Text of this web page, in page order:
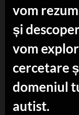
vom
și
vom
cercetare
domeniul
autist.